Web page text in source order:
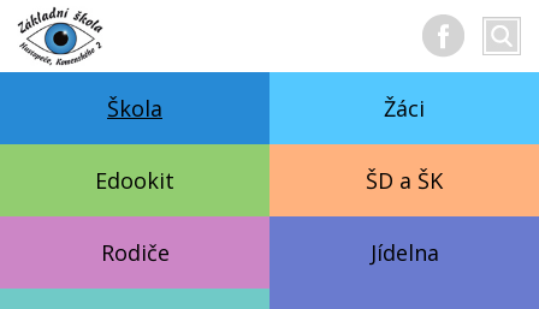
text
Škola Žáci
Edookit ŠD a ŠK
Rodiče Jídelna